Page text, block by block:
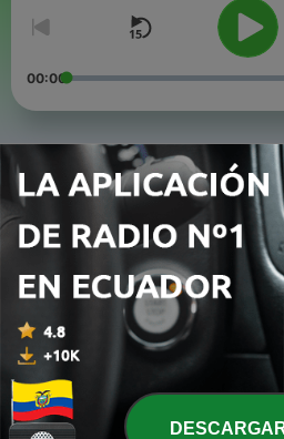
00:00
Episodios
Episode 2: SABER ES PODER |
Metafísico | Episodio 2
2 - Episode 1: PRINCIPIO- Episodio
METAFÍSICO
18 jun. 2021
1 - Episodio 9 LIBERTAD
07 ene. 2019